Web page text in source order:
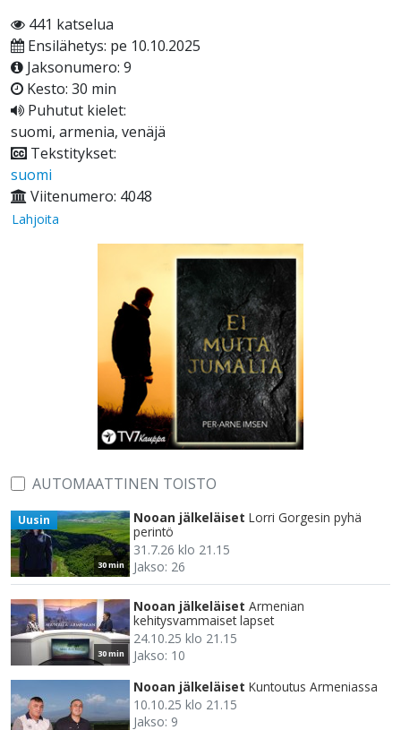
441 katselua
Ensilähetys: pe 10.10.2025
Jaksonumero: 9
Kesto: 30 min
Puhutut kielet:
suomi, armenia, venäjä
Tekstitykset:
suomi
Viitenumero: 4048
Lahjoita
AUTOMAATTINEN TOISTO
30 min
Uusin Nooan jälkeläiset Lorri Gorgesin pyhä
perintö
31.7.26 klo 21.15
Jakso: 26
30 min
Nooan jälkeläiset Armenian
kehitysvammaiset lapset
24.10.25 klo 21.15
Jakso: 10
Nooan jälkeläiset Kuntoutus Armeniassa
10.10.25 klo 21.15
Jakso: 9